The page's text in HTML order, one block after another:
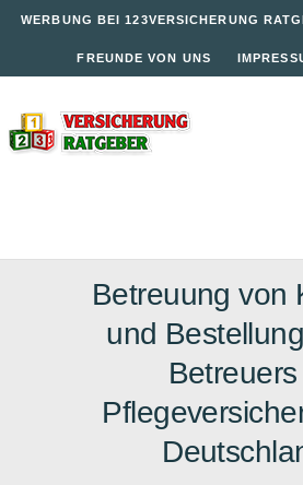
WERBUNG BEI 123VERSICHERUNG
FREUNDE VON UNS
Betreuung von
und